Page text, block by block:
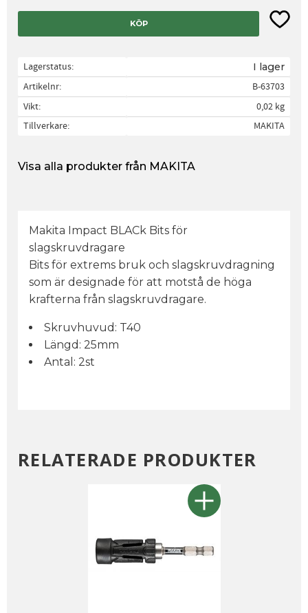
KÖP Lägg
Lagerstatus I lager
Artikelnr
B-63703
Vikt
0,02 kg
Tillverkare
MAKITA
Visa alla produkter från MAKITA
Makita Impact BLACk Bits för
slagskruvdragare
Bits för extrems bruk och slagskruvdragning
som är designade för att motstå de höga
krafterna från slagskruvdragare.
Skruvhuvud: T40
Längd: 25mm
Antal: 2st
RELATERADE PRODUKTER